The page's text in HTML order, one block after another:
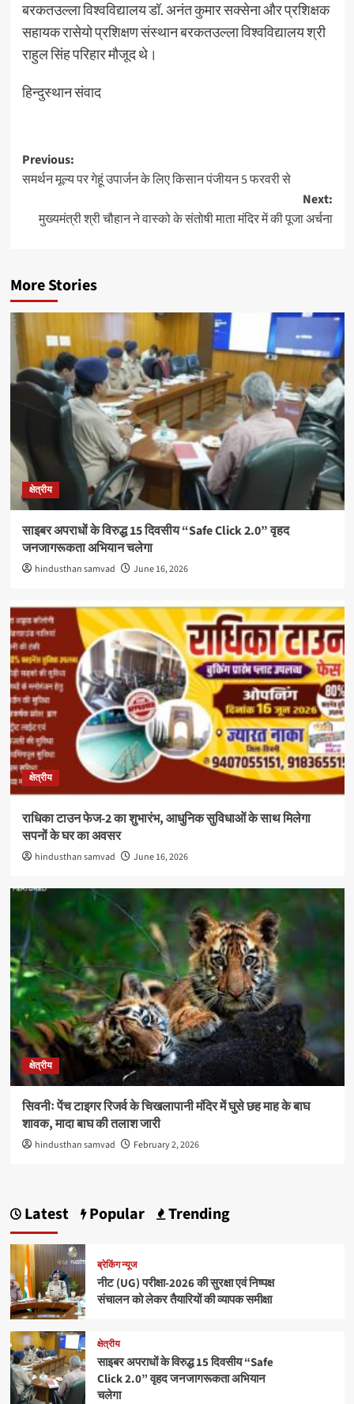
बरकतउल्ला विश्वविद्यालय डॉ. अनंत कुमार सक्सेना और प्रशिक्षक
सहायक रासेयो प्रशिक्षण संस्थान बरकतउल्ला विश्वविद्यालय श्री
राहुल सिंह परिहार मौजूद थे।
हिन्दुस्थान संवाद
Post
navigation
Previous:
समर्थन मूल्य पर गेहूं उपार्जन के लिए किसान पंजीयन 5 फरवरी से
Next:
मुख्यमंत्री श्री चौहान ने वास्को के संतोषी माता मंदिर में की पूजा अर्चना
More Stories
क्षेत्रीय
साइबर अपराधों के विरुद्ध 15 दिवसीय “Safe Click 2.0” वृहद
जनजागरूकता अभियान चलेगा
hindusthan samvad June 16, 2026
क्षेत्रीय
राधिका टाउन फेज-2 का शुभारंभ, आधुनिक सुविधाओं के साथ मिलेगा
सपनों के घर का अवसर
hindusthan samvad June 16, 2026
क्षेत्रीय
सिवनीः पेंच टाइगर रिजर्व के चिखलापानी मंदिर में घुसे छह माह के बाघ
शावक, मादा बाघ की तलाश जारी
hindusthan samvad February 2, 2026
Latest Popular Trending
ब्रेकिंग न्यूज
नीट (UG) परीक्षा-2026 की सुरक्षा एवं निष्पक्ष
संचालन को लेकर तैयारियों की व्यापक समीक्षा
क्षेत्रीय
साइबर अपराधों के विरुद्ध 15 दिवसीय “Safe
Click 2.0” वृहद जनजागरूकता अभियान
चलेगा